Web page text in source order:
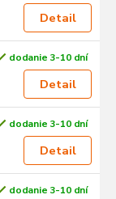
Detail
dodanie 3-10 dní
Detail
dodanie 3-10 dní
Detail
dodanie 3-10 dní